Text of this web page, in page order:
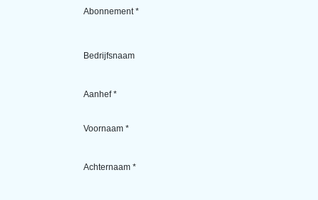
Abonnement *
Bedrijfsnaam
Aanhef *
Voornaam *
Achternaam *